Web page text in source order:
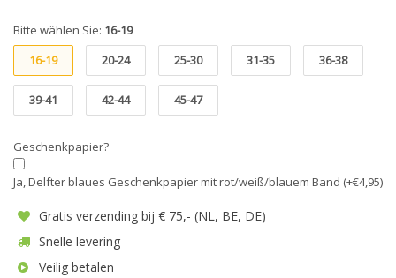
Bitte wählen Sie: 16-19
16-19
20-24 25-30 31-35 36-38
39-41 42-44 45-47
Geschenkpapier?
Ja, Delfter blaues Geschenkpapier mit rot/weiß/blauem Band (+€4,95)
Gratis verzending bij € 75,- (NL, BE, DE)
Snelle levering
Veilig betalen